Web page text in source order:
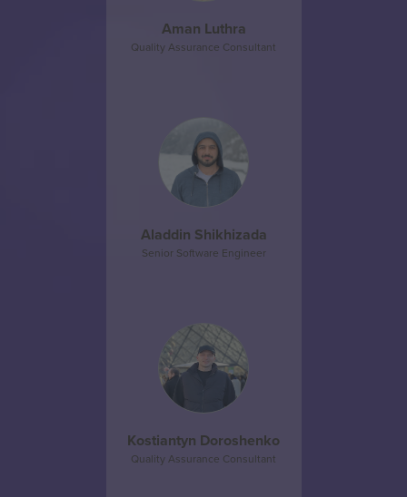
Aman Luthra
Quality Assurance Consultant
Aladdin Shikhizada
Senior Software Engineer
Kostiantyn Doroshenko
Quality Assurance Consultant